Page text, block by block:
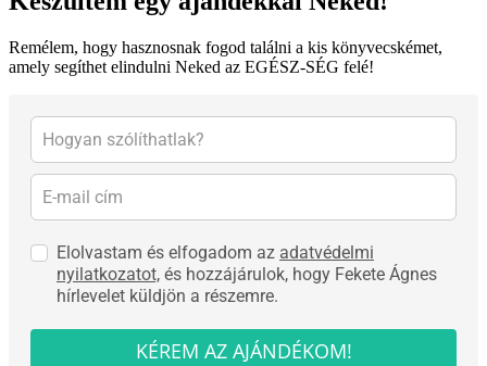
Remélem, hogy hasznosnak fogod találni a kis könyvecskémet,
amely segíthet elindulni Neked az EGÉSZ-SÉG felé!
Elolvastam és elfogadom az adatvédelmi
nyilatkozatot, és hozzájárulok, hogy Fekete Ágnes
hírlevelet küldjön a részemre.
KÉREM AZ AJÁNDÉKOM!